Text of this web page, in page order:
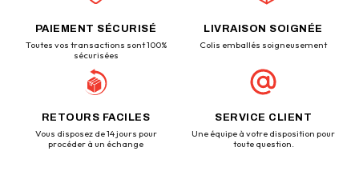
PAIEMENT SÉCURISÉ
Toutes vos transactions sont 100%
sécurisées
LIVRAISON SOIGNÉE
Colis emballés soigneusement
RETOURS FACILES
Vous disposez de 14 jours pour
procéder à un échange
SERVICE CLIENT
Une équipe à votre disposition pour
toute question.